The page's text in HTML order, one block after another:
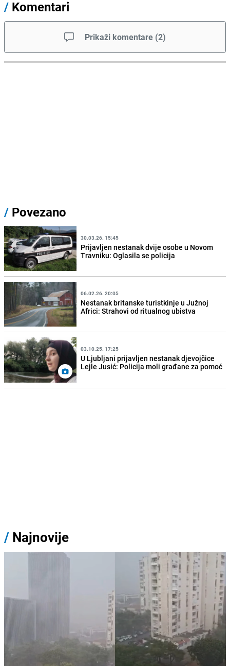
/ Komentari
Prikaži komentare (2)
/ Povezano
30.03.26. 15:45
Prijavljen nestanak dvije osobe u Novom
Travniku: Oglasila se policija
06.02.26. 20:05
Nestanak britanske turistkinje u Južnoj
Africi: Strahovi od ritualnog ubistva
03.10.25. 17:25
U Ljubljani prijavljen nestanak djevojčice
Lejle Jusić: Policija moli građane za pomoć
/ Najnovije